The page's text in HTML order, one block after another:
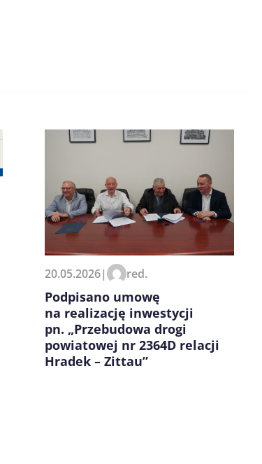
20.05.2026| red.
Podpisano umowę
na realizację inwestycji
pn. „Przebudowa drogi
powiatowej nr 2364D relacji
Hradek – Zittau”